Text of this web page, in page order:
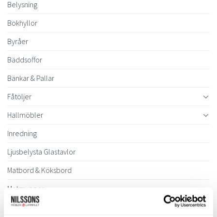
Belysning
Bokhyllor
Byråer
Bäddsoffor
Bänkar & Pallar
Fåtöljer
Hallmöbler
Inredning
Ljusbelysta Glastavlor
Matbord & Köksbord
Matgrupper
Mattor